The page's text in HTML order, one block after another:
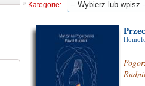
Kategorie: